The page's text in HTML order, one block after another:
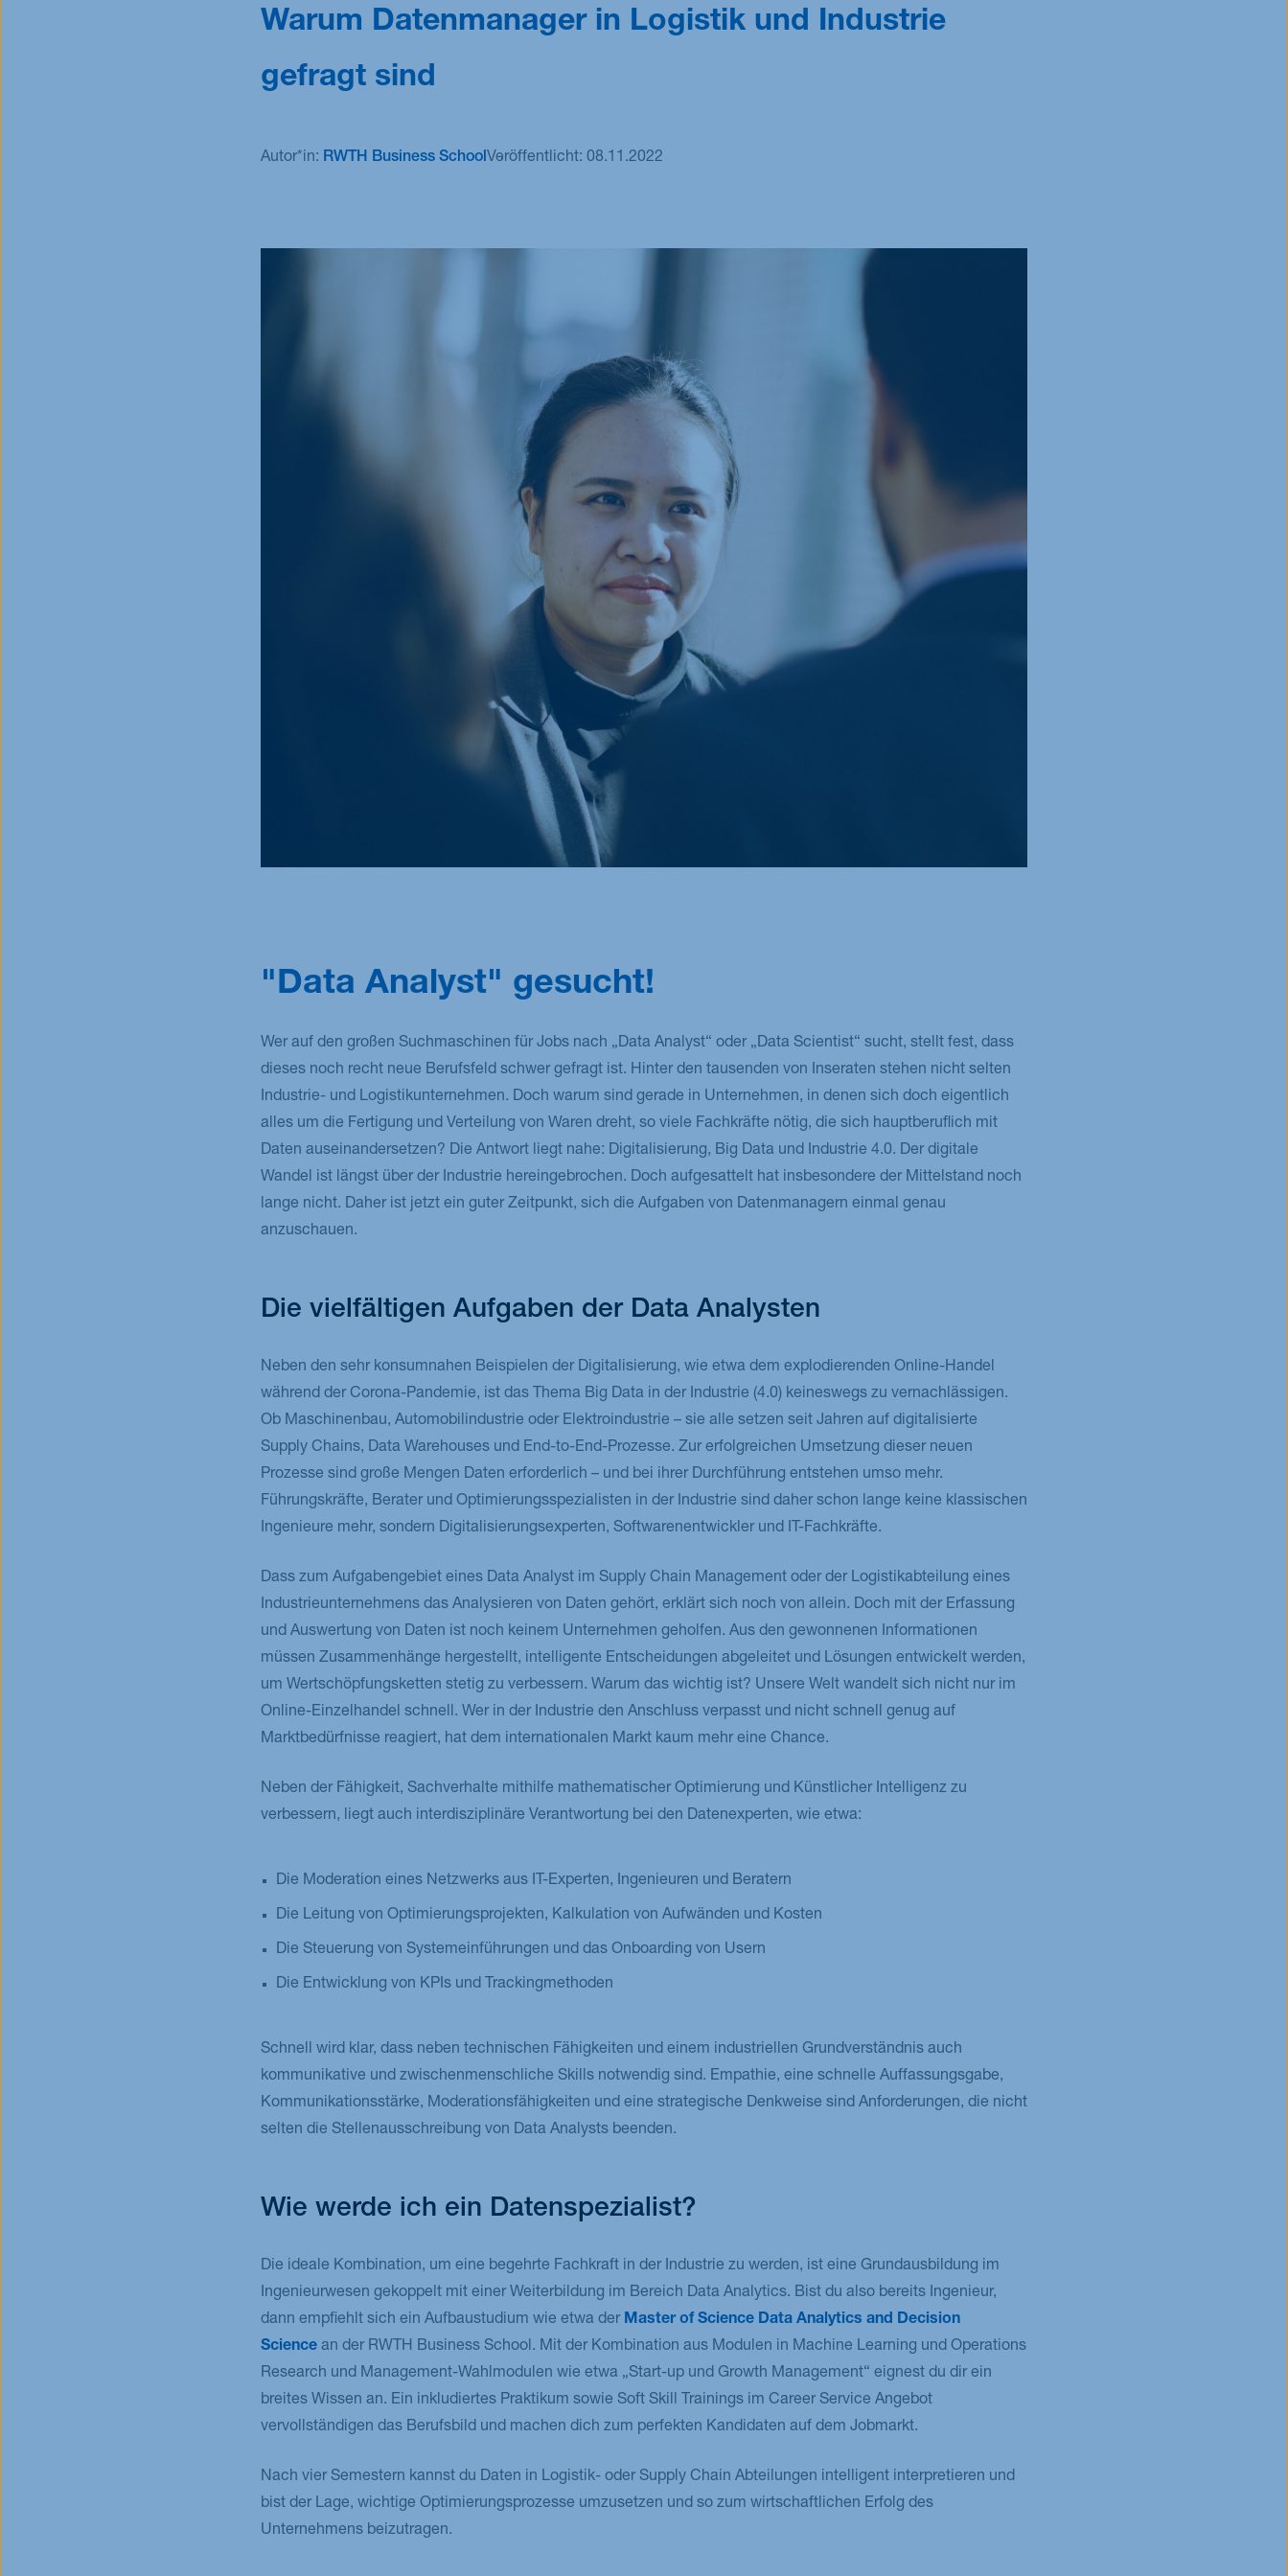
Übersicht Master-Programme
M.Sc. Sustainability Management: Technology,
Analytics & Transformation
Warum Datenmanager in Logistik und Industrie
gefragt sind
Autor*in: RWTH Business SchoolVeröffentlicht: 08.11.2022
"Data Analyst" gesucht!
Wer auf den großen Suchmaschinen für Jobs nach „Data Analyst“ oder „Data Scientist“ sucht, stellt fest, dass
dieses noch recht neue Berufsfeld schwer gefragt ist. Hinter den tausenden von Inseraten stehen nicht selten
Industrie- und Logistikunternehmen. Doch warum sind gerade in Unternehmen, in denen sich doch eigentlich
alles um die Fertigung und Verteilung von Waren dreht, so viele Fachkräfte nötig, die sich hauptberuflich mit
Daten auseinandersetzen? Die Antwort liegt nahe: Digitalisierung, Big Data und Industrie 4.0. Der digitale
Wandel ist längst über der Industrie hereingebrochen. Doch aufgesattelt hat insbesondere der Mittelstand noch
lange nicht. Daher ist jetzt ein guter Zeitpunkt, sich die Aufgaben von Datenmanagern einmal genau
anzuschauen.
Die vielfältigen Aufgaben der Data Analysten
Neben den sehr konsumnahen Beispielen der Digitalisierung, wie etwa dem explodierenden Online-Handel
während der Corona-Pandemie, ist das Thema Big Data in der Industrie (4.0) keineswegs zu vernachlässigen.
Ob Maschinenbau, Automobilindustrie oder Elektroindustrie – sie alle setzen seit Jahren auf digitalisierte
Supply Chains, Data Warehouses und End-to-End-Prozesse. Zur erfolgreichen Umsetzung dieser neuen
Prozesse sind große Mengen Daten erforderlich – und bei ihrer Durchführung entstehen umso mehr.
Führungskräfte, Berater und Optimierungsspezialisten in der Industrie sind daher schon lange keine klassischen
Ingenieure mehr, sondern Digitalisierungsexperten, Softwarenentwickler und IT-Fachkräfte.
Dass zum Aufgabengebiet eines Data Analyst im Supply Chain Management oder der Logistikabteilung eines
Industrieunternehmens das Analysieren von Daten gehört, erklärt sich noch von allein. Doch mit der Erfassung
und Auswertung von Daten ist noch keinem Unternehmen geholfen. Aus den gewonnenen Informationen
müssen Zusammenhänge hergestellt, intelligente Entscheidungen abgeleitet und Lösungen entwickelt werden,
um Wertschöpfungsketten stetig zu verbessern. Warum das wichtig ist? Unsere Welt wandelt sich nicht nur im
Online-Einzelhandel schnell. Wer in der Industrie den Anschluss verpasst und nicht schnell genug auf
Marktbedürfnisse reagiert, hat dem internationalen Markt kaum mehr eine Chance.
Neben der Fähigkeit, Sachverhalte mithilfe mathematischer Optimierung und Künstlicher Intelligenz zu
verbessern, liegt auch interdisziplinäre Verantwortung bei den Datenexperten, wie etwa:
Die Moderation eines Netzwerks aus IT-Experten, Ingenieuren und Beratern
Die Leitung von Optimierungsprojekten, Kalkulation von Aufwänden und Kosten
Die Steuerung von Systemeinführungen und das Onboarding von Usern
Die Entwicklung von KPIs und Trackingmethoden
Schnell wird klar, dass neben technischen Fähigkeiten und einem industriellen Grundverständnis auch
kommunikative und zwischenmenschliche Skills notwendig sind. Empathie, eine schnelle Auffassungsgabe,
Kommunikationsstärke, Moderationsfähigkeiten und eine strategische Denkweise sind Anforderungen, die nicht
selten die Stellenausschreibung von Data Analysts beenden.
Wie werde ich ein Datenspezialist?
Die ideale Kombination, um eine begehrte Fachkraft in der Industrie zu werden, ist eine Grundausbildung im
Ingenieurwesen gekoppelt mit einer Weiterbildung im Bereich Data Analytics. Bist du also bereits Ingenieur,
dann empfiehlt sich ein Aufbaustudium wie etwa der Master of Science Data Analytics and Decision
Science an der RWTH Business School. Mit der Kombination aus Modulen in Machine Learning und Operations
Research und Management-Wahlmodulen wie etwa „Start-up und Growth Management“ eignest du dir ein
breites Wissen an. Ein inkludiertes Praktikum sowie Soft Skill Trainings im Career Service Angebot
vervollständigen das Berufsbild und machen dich zum perfekten Kandidaten auf dem Jobmarkt.
Nach vier Semestern kannst du Daten in Logistik- oder Supply Chain Abteilungen intelligent interpretieren und
bist der Lage, wichtige Optimierungsprozesse umzusetzen und so zum wirtschaftlichen Erfolg des
Unternehmens beizutragen.